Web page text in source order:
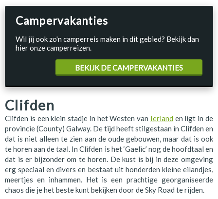
Clifden
Clifden is een klein stadje in het Westen van Ierland en ligt in de
provincie (County) Galway. De tijd heeft stilgestaan in Clifden en
dat is niet alleen te zien aan de oude gebouwen, maar dat is ook
te horen aan de taal. In Clifden is het ‘Gaelic’ nog de hoofdtaal en
dat is er bijzonder om te horen. De kust is bij in deze omgeving
erg speciaal en divers en bestaat uit honderden kleine eilandjes,
meertjes en inhammen. Het is een prachtige georganiseerde
chaos die je het beste kunt bekijken door de Sky Road te rijden.
Campervakanties
Wil jij ook zo'n camperreis maken in dit gebied? Bekijk dan
hier onze camperreizen.
BEKIJK DE CAMPERVAKANTIES